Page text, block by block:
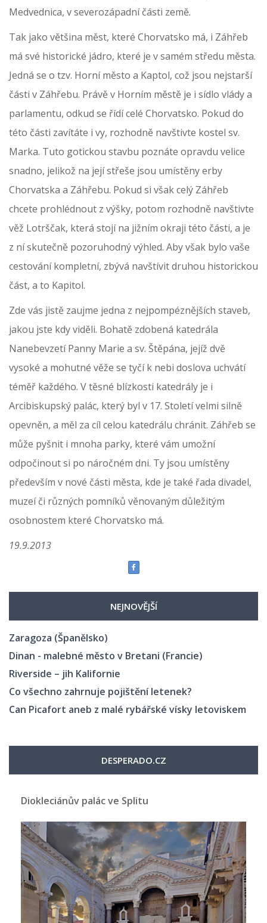
Medvednica, v severozápadní části země.
Tak jako většina měst, které Chorvatsko má, i Záhřeb
má své historické jádro, které je v samém středu města.
Jedná se o tzv. Horní město a Kaptol, což jsou nejstarší
části v Záhřebu. Právě v Horním městě je i sídlo vlády a
parlamentu, odkud se řídí celé Chorvatsko. Pokud do
této části zavítáte i vy, rozhodně navštivte kostel sv.
Marka. Tuto gotickou stavbu poznáte opravdu velice
snadno, jelikož na její střeše jsou umístěny erby
Chorvatska a Záhřebu. Pokud si však celý Záhřeb
chcete prohlédnout z výšky, potom rozhodně navštivte
věž Lotrščak, která stojí na jižním okraji této části, a je
z ní skutečně pozoruhodný výhled. Aby však bylo vaše
cestování kompletní, zbývá navštívit druhou historickou
část, a to Kapitol.
Zde vás jistě zaujme jedna z nejpompéznějších staveb,
jakou jste kdy viděli. Bohatě zdobená katedrála
Nanebevzetí Panny Marie a sv. Štěpána, jejíž dvě
vysoké a mohutné věže se tyčí k nebi doslova uchvátí
téměř každého. V těsné blízkosti katedrály je i
Arcibiskupský palác, který byl v 17. Století velmi silně
opevněn, a měl za cíl celou katedrálu chránit. Záhřeb se
může pyšnit i mnoha parky, které vám umožní
odpočinout si po náročném dni. Ty jsou umístěny
především v nové části města, kde je také řada divadel,
muzeí či různých pomníků věnovaným důležitým
osobnostem které Chorvatsko má.
19.9.2013
NEJNOVĚJŠÍ
Zaragoza (Španělsko)
Dinan - malebné město v Bretani (Francie)
Riverside – jih Kalifornie
Co všechno zahrnuje pojištění letenek?
Can Picafort aneb z malé rybářské vísky letoviskem
DESPERADO.CZ
Diokleciánův palác ve Splitu